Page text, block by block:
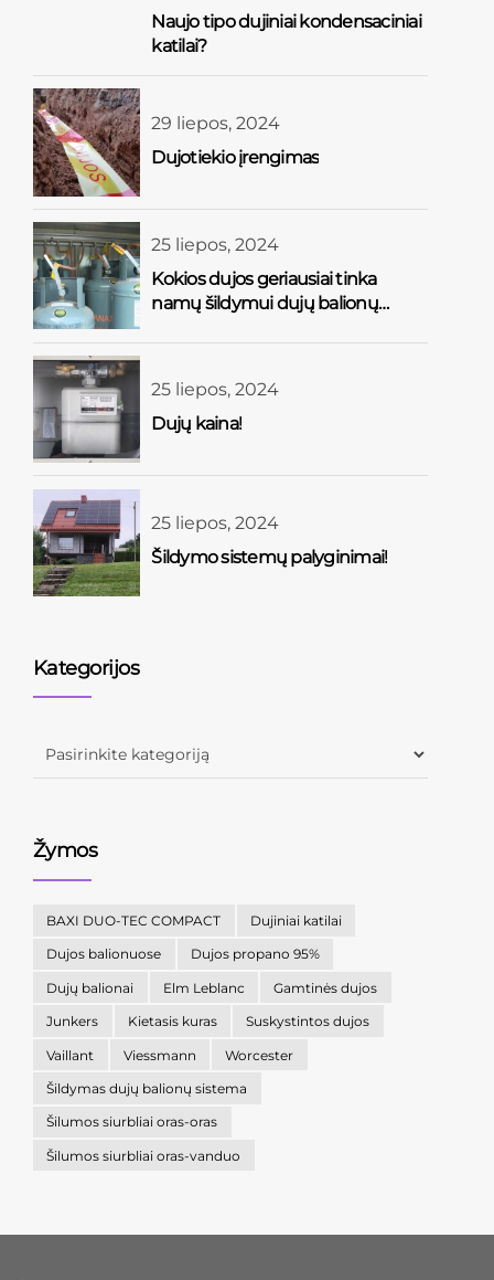
Naujo tipo dujiniai kondensaciniai
katilai?
29 liepos, 2024
Dujotiekio įrengimas
25 liepos, 2024
Kokios dujos geriausiai tinka
namų šildymui dujų balionų
25 liepos, 2024
Dujų kaina!
25 liepos, 2024
Šildymo sistemų palyginimai!
Kategorijos
Žymos
BAXI DUO-TEC COMPACT Dujiniai katilai
Dujos balionuose Dujos propano 95%
Dujų balionai Elm Leblanc Gamtinės dujos
Junkers Kietasis kuras Suskystintos dujos
Vaillant Viessmann Worcester
Šildymas dujų balionų sistema
Šilumos siurbliai oras-oras
Šilumos siurbliai oras-vanduo